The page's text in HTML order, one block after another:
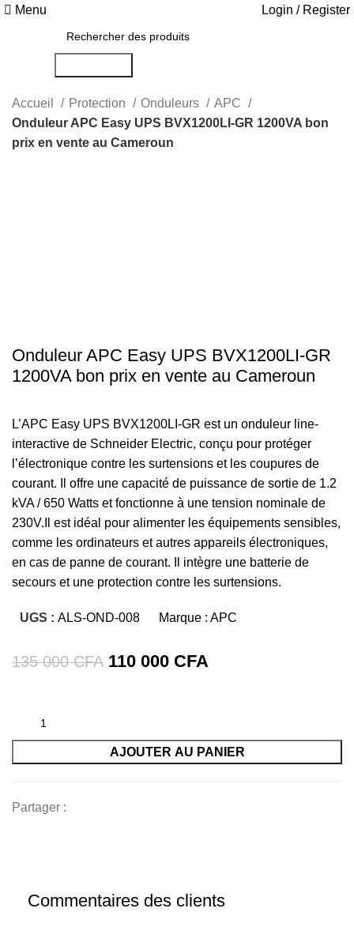
Menu Login / Register
Accueil Protection Onduleurs
APC
Onduleur APC Easy UPS BVX1200LI-GR 1200VA bon
prix en vente au Cameroun
Onduleur APC Easy UPS BVX1200LI-GR
1200VA bon prix en vente au Cameroun
L’APC Easy UPS BVX1200LI-GR est un onduleur line-
interactive de Schneider Electric, conçu pour protéger
l’électronique contre les surtensions et les coupures de
courant. Il offre une capacité de puissance de sortie de 1.2
kVA / 650 Watts et fonctionne à une tension nominale de
230V.Il est idéal pour alimenter les équipements sensibles,
comme les ordinateurs et autres appareils électroniques,
en cas de panne de courant. Il intègre une batterie de
secours et une protection contre les surtensions.
UGS : ALS-OND-008 Marque : APC
135 000CFA Le
était :
135
110 000 CFA
est :
110
AJOUTER AU PANIER
Partager :
Commentaires des clients